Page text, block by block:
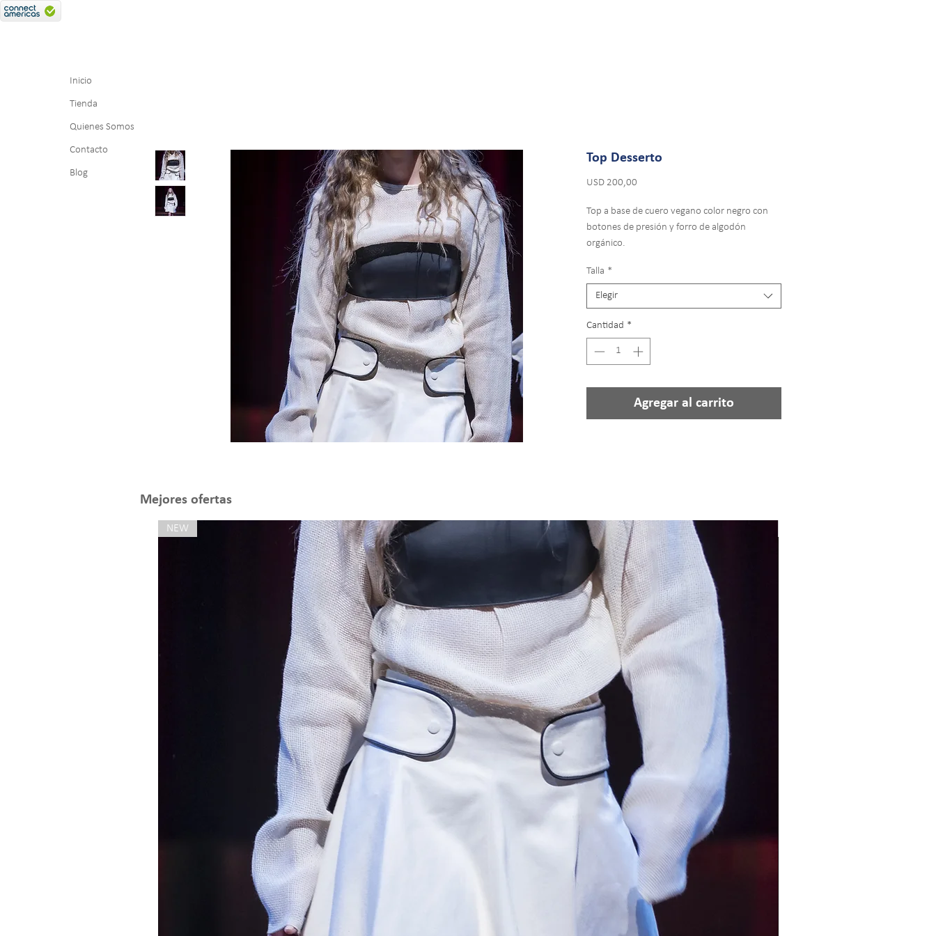
Inicio
Tienda
Quienes Somos
Contacto
Blog
Top Desserto
USD 200,00
Top a base de cuero vegano color negro con
botones de presión y forro de algodón
orgánico.
Talla *
Elegir
Cantidad *
Agregar al carrito
Mejores ofertas
NEW